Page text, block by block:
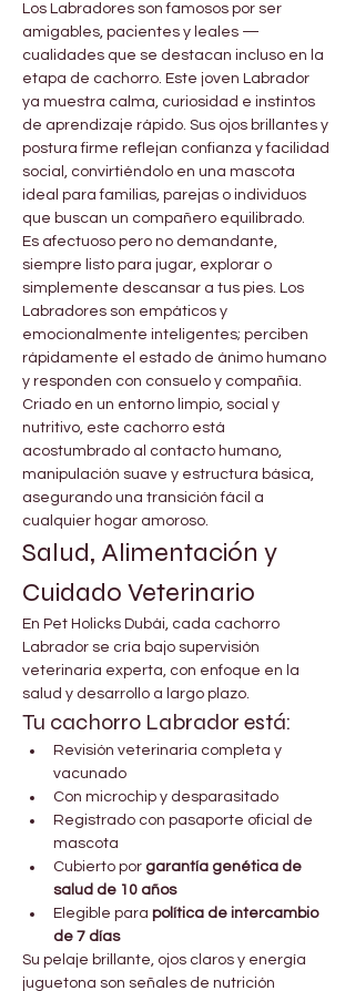
Los Labradores son famosos por ser
amigables, pacientes y leales —
cualidades que se destacan incluso en la
etapa de cachorro. Este joven Labrador
ya muestra calma, curiosidad e instintos
de aprendizaje rápido. Sus ojos brillantes y
postura firme reflejan confianza y facilidad
social, convirtiéndolo en una mascota
ideal para familias, parejas o individuos
que buscan un compañero equilibrado.
Es afectuoso pero no demandante,
siempre listo para jugar, explorar o
simplemente descansar a tus pies. Los
Labradores son empáticos y
emocionalmente inteligentes; perciben
rápidamente el estado de ánimo humano
y responden con consuelo y compañía.
Criado en un entorno limpio, social y
nutritivo, este cachorro está
acostumbrado al contacto humano,
manipulación suave y estructura básica,
asegurando una transición fácil a
cualquier hogar amoroso.
Salud, Alimentación y
Cuidado Veterinario
En Pet Holicks Dubái, cada cachorro
Labrador se cría bajo supervisión
veterinaria experta, con enfoque en la
salud y desarrollo a largo plazo.
Tu cachorro Labrador está:
Revisión veterinaria completa y
vacunado
Con microchip y desparasitado
Registrado con pasaporte oficial de
mascota
Cubierto por garantía genética de
salud de 10 años
Elegible para política de intercambio
de 7 días
Su pelaje brillante, ojos claros y energía
juguetona son señales de nutrición